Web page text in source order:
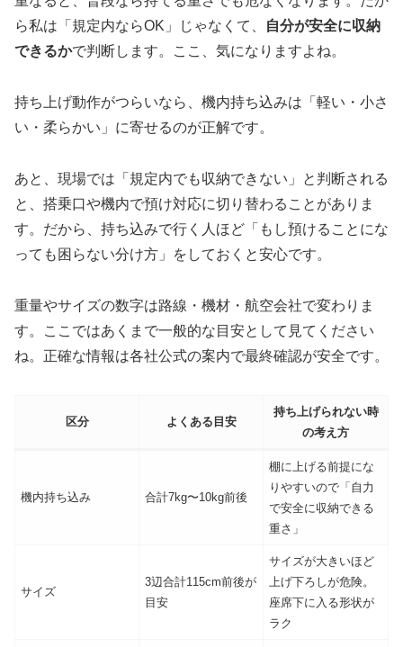
ら私は「規定内ならOK」じゃなくて、
自分が安全に収納
できるかで判断します。ここ、気になりますよね。
持ち上げ動作がつらいなら、機内持ち込みは「軽い・小さ
い・柔らかい」に寄せるのが正解です。
あと、現場では「規定内でも収納できない」と判断される
と、搭乗口や機内で預け対応に切り替わることがありま
す。だから、持ち込みで行く人ほど「もし預けることにな
っても困らない分け方」をしておくと安心です。
重量やサイズの数字は路線・機材・航空会社で変わりま
す。ここではあくまで一般的な目安として見てください
ね。正確な情報は各社公式の案内で最終確認が安全です。
区分 よくある目安
持ち上げられない時
の考え方
機内持ち込み 合計7kg〜10kg前後
棚に上げる前提にな
りやすいので「自力
で安全に収納できる
重さ」
サイズ
3辺合計115cm前後が
目安
サイズが大きいほど
上げ下ろしが危険。
座席下に入る形状が
ラク